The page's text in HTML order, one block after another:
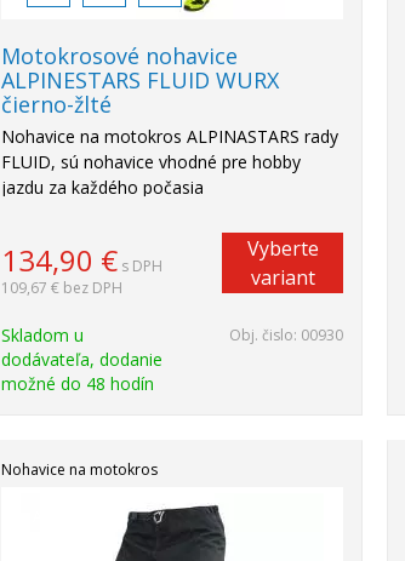
Motokrosové nohavice
ALPINESTARS FLUID WURX
čierno-žlté
Nohavice na motokros ALPINASTARS rady
FLUID, sú nohavice vhodné pre hobby
jazdu za každého počasia
134,90 € s DPH
109,67 € bez DPH
Vyberte
variant
Skladom u
dodávateľa, dodanie
možné do 48 hodín
Obj. čislo: 00930
Nohavice na motokros